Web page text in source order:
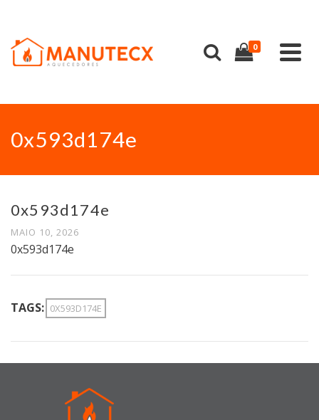
0
0x593d174e
0x593d174e
MAIO 10, 2026
0x593d174e
TAGS: 0X593D174E